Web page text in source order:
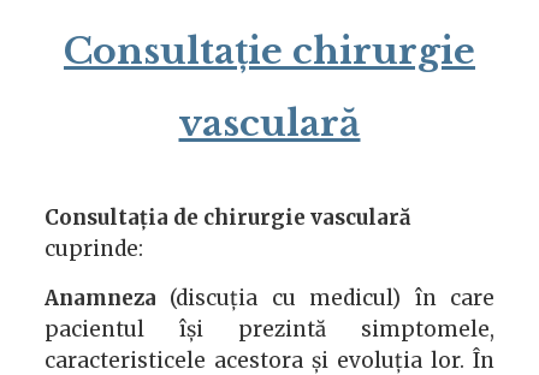
Consultație chirurgie
vasculară
Consultația de chirurgie vasculară
cuprinde:
Anamneza (discuția cu medicul) în care
pacientul își prezintă simptomele,
caracteristicele acestora și evoluția lor. În